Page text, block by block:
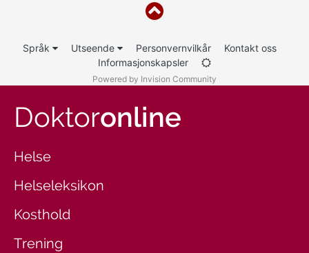
Språk Utseende Personvernvilkår
Kontakt oss
Informasjonskapsler
Powered by Invision Community
Doktoronline
Helse
Helseleksikon
Kosthold
Trening